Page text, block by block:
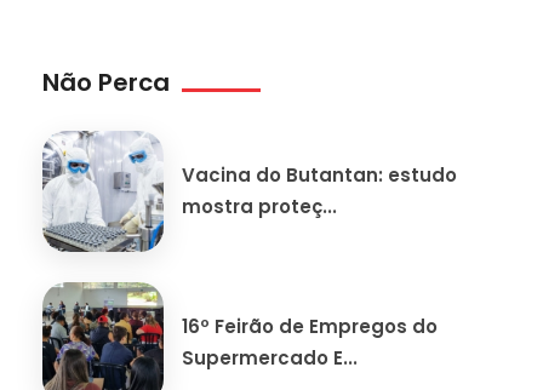
Não Perca
Vacina do Butantan: estudo
mostra proteç...
16º Feirão de Empregos do
Supermercado E...